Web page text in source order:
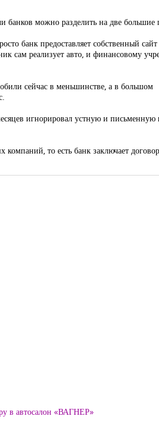
банков можно разделить на две большие
банк предоставляет собственный сайт
сам реализует авто, и финансовому
сейчас в меньшинстве, а в большом
игнорировал устную и письменную
компаний, то есть банк заключает
в автосалон «ВАГНЕР»